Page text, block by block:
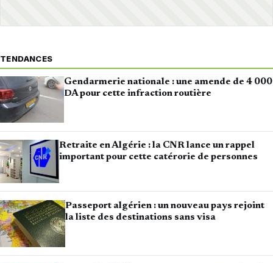
TENDANCES
Gendarmerie nationale : une amende de 4 000
DA pour cette infraction routière
Retraite en Algérie : la CNR lance un rappel
important pour cette catérorie de personnes
Passeport algérien : un nouveau pays rejoint
la liste des destinations sans visa